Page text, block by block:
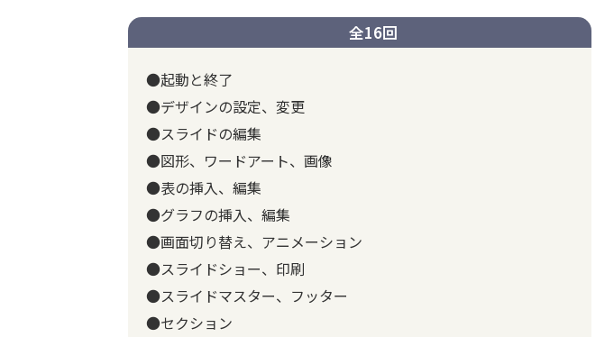
全16回
●起動と終了
●デザインの設定、変更
●スライドの編集
●図形、ワードアート、画像
●表の挿入、編集
●グラフの挿入、編集
●画面切り替え、アニメーション
●スライドショー、印刷
●スライドマスター、フッター
●セクション